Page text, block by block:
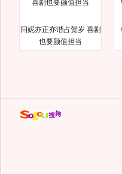
闫妮亦正亦谐占贺岁 喜剧
也要颜值担当